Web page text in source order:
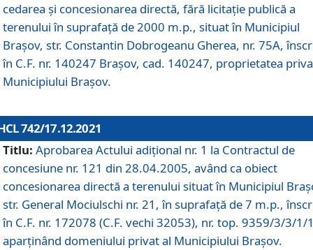
cedarea și concesionarea directă, fără licitație publică a
terenului în suprafață de 2000 m.p., situat în Municipiul
Brașov, str. Constantin Dobrogeanu Gherea, nr. 75A,
în C.F. nr. 140247 Brașov, cad. 140247, proprietatea
Municipiului Brașov.
742/17.12.2021
Titlu: Aprobarea Actului adiţional nr. 1 la Contractul de
concesiune nr. 121 din 28.04.2005, având ca obiect
concesionarea directă a terenului situat în Municipiul
str. General Mociulschi nr. 21, în suprafață de 7 m.p.,
în C.F. nr. 172078 (C.F. vechi 32053), nr. top. 9359/3/3/1/
aparținând domeniului privat al Municipiului Brașov.